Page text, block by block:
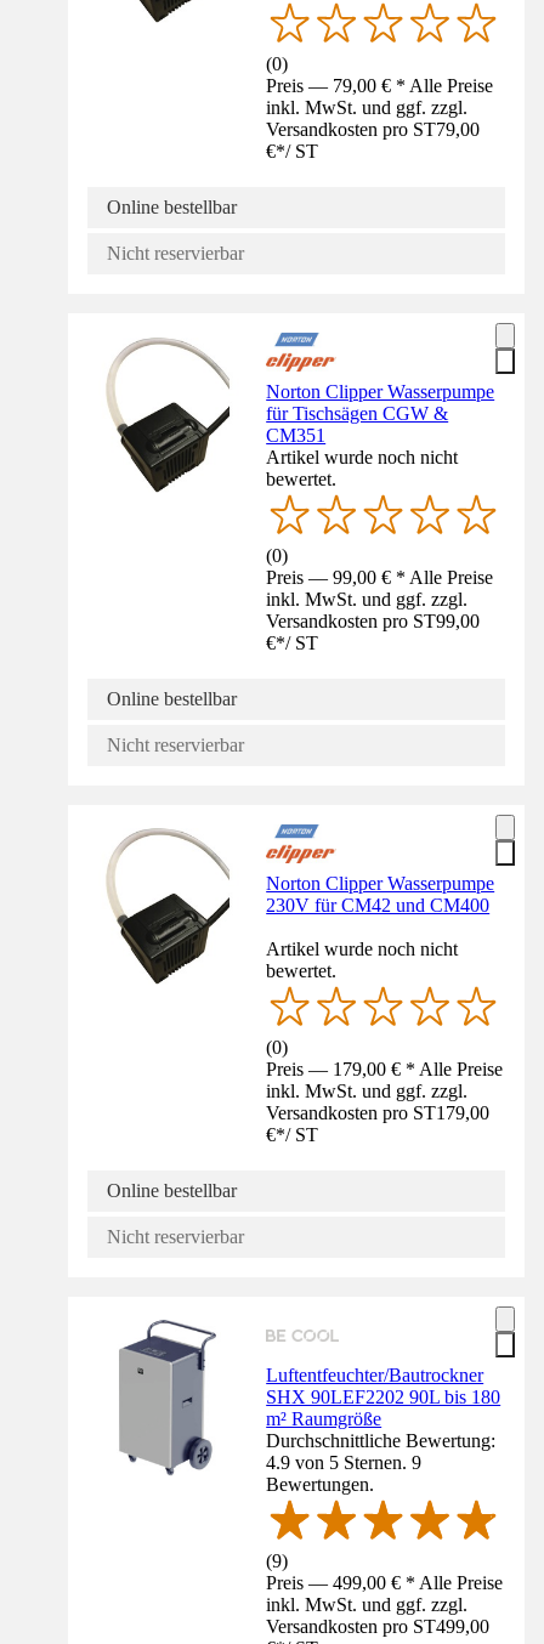
(0)
Preis — 79,00 € * Alle Preise
inkl. MwSt. und ggf. zzgl.
Versandkosten pro ST79,00
€*/ ST
Online bestellbar
Nicht reservierbar
Norton Clipper Wasserpumpe
für Tischsägen CGW &
CM351
Artikel wurde noch nicht
bewertet.
(0)
Preis — 99,00 € * Alle Preise
inkl. MwSt. und ggf. zzgl.
Versandkosten pro ST99,00
€*/ ST
Online bestellbar
Nicht reservierbar
Norton Clipper Wasserpumpe
230V für CM42 und CM400
Artikel wurde noch nicht
bewertet.
(0)
Preis — 179,00 € * Alle Preise
inkl. MwSt. und ggf. zzgl.
Versandkosten pro ST179,00
€*/ ST
Online bestellbar
Nicht reservierbar
Luftentfeuchter/Bautrockner
SHX 90LEF2202 90L bis 180
m² Raumgröße
Durchschnittliche Bewertung:
4.9 von 5 Sternen. 9
Bewertungen.
(9)
Preis — 499,00 € * Alle Preise
inkl. MwSt. und ggf. zzgl.
Versandkosten pro ST499,00